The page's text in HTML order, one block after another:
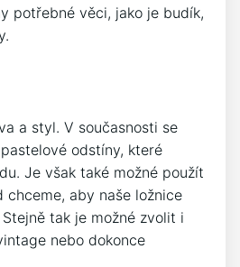
potřebné věci, jako je budík,
a styl. V současnosti se
odstíny, které
Je však také možné použít
chceme, aby naše ložnice
tak je možné zvolit i
nebo dokonce